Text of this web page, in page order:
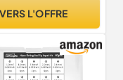
Bateau, Kayak
VERS L'OFFRE